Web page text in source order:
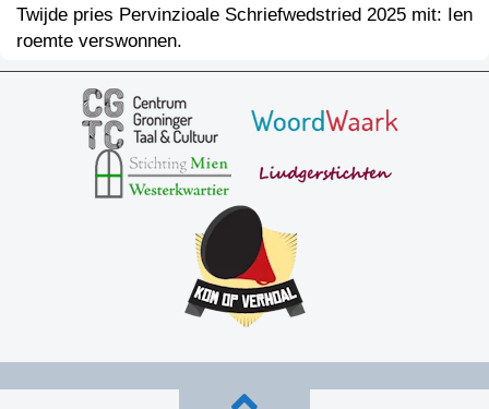
Twijde pries Pervinzioale Schriefwedstried 2025 mit: Ien
roemte verswonnen.